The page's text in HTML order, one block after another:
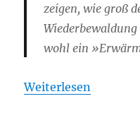
zeigen, wie groß
wohl ein
Weiterlesen